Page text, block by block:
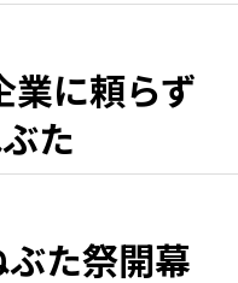
に頼らず
た
た祭開幕